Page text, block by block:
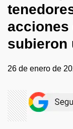
acciones
subieron
26 de enero de